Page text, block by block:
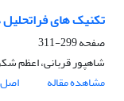
تکنیک های
صفحه299-311
شاهپور قربانی، اعظم
مشاهده مقاله
اصل